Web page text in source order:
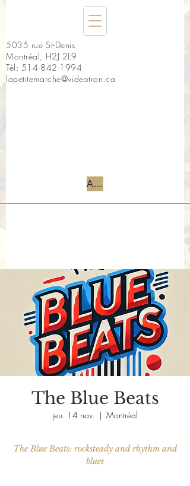
5035 rue St-Denis
Montréal, H2J 2L9
Tél: 514-842-1994
lapetitemarche@videotron.ca
Accueil
The Blue Beats
jeu. 14 nov.
  |
Montréal
The Blue Beats: rocksteady and rhythm and
blues